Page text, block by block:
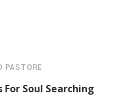
PASTORE
Soul Searching